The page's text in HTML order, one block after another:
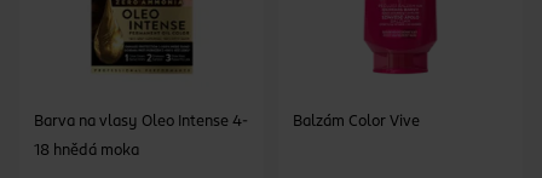
Barva na vlasy Oleo Intense 4-
18 hnědá moka
Balzám Color Vive